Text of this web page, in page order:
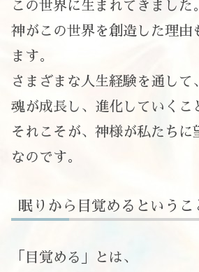
この世界に生まれてきました。
神がこの世界を創造した理由
ます。
さまざまな人生経験を通して、
魂が成長し、進化していくこ
それこそが、神様が私たちに
なのです。
眠りから目覚めるというこ
「目覚める」とは、